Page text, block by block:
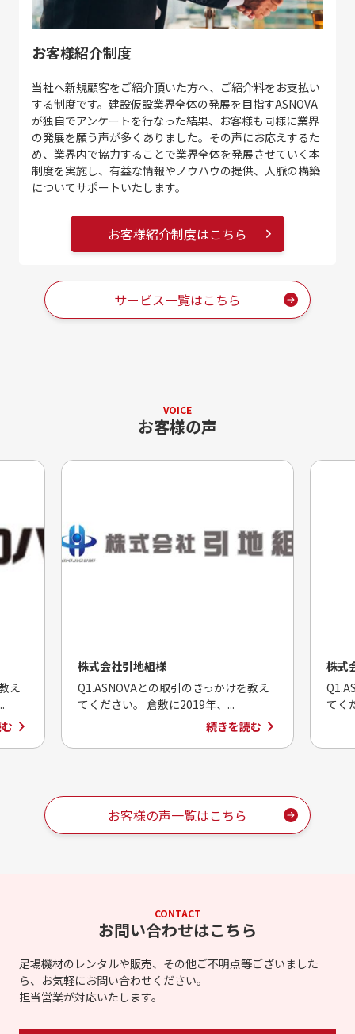
お客様紹介制度
当社へ新規顧客をご紹介頂いた方へ、ご紹介料をお支払い
する制度です。建設仮設業界全体の発展を目指すASNOVA
が独自でアンケートを行なった結果、お客様も同様に業界
の発展を願う声が多くありました。その声にお応えするた
め、業界内で協力することで業界全体を発展させていく本
制度を実施し、有益な情報やノウハウの提供、人脈の構築
についてサポートいたします。
お客様紹介制度はこちら
サービス一覧はこちら
VOICE
お客様の声
え
株式会社引地組様
Q1.ASNOVAとの取引のきっかけを教え
てください。 倉敷に2019年、...
続きを読む
株式
てく
お客様の声一覧はこちら
CONTACT
お問い合わせはこちら
足場機材のレンタルや販売、その他ご不明点等ございました
ら、お気軽にお問い合わせください。
担当営業が対応いたします。